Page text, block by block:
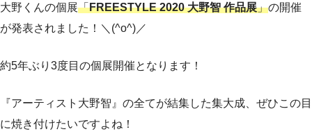
大野くんの個展「FREESTYLE 2020 大野智 作品展」の開催
が発表されました！＼(^o^)／
約5年ぶり3度目の個展開催となります！
『アーティスト大野智』の全てが結集した集大成、ぜひこの目
に焼き付けたいですよね！